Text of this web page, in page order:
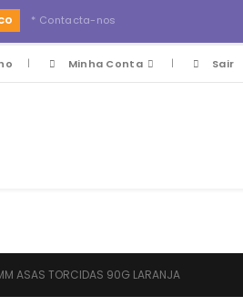
* Contacta-nos
Minha Conta Sair
ASAS TORCIDAS 90G LARANJA